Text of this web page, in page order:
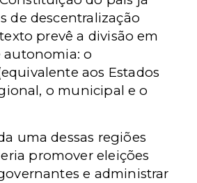
de descentralização
prevê a divisão em
autonomia: o
aos Estados
o municipal e o
uma dessas regiões
promover eleições
e administrar